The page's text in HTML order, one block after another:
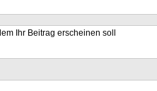
Ihr Beitrag erscheinen soll